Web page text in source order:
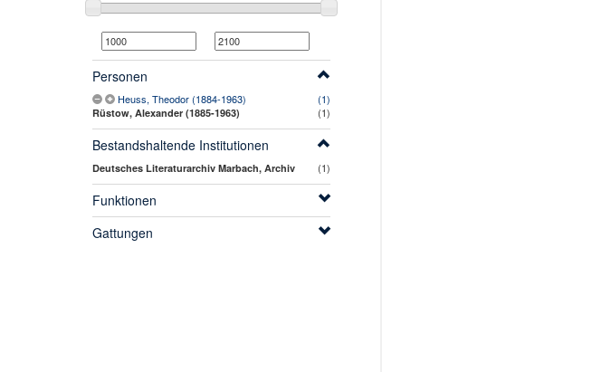
Personen
Heuss, Theodor (1884-1963) (1)
Rüstow, Alexander (1885-1963) (1)
Bestandshaltende Institutionen
Deutsches Literaturarchiv Marbach, Archiv (1)
Funktionen
Gattungen